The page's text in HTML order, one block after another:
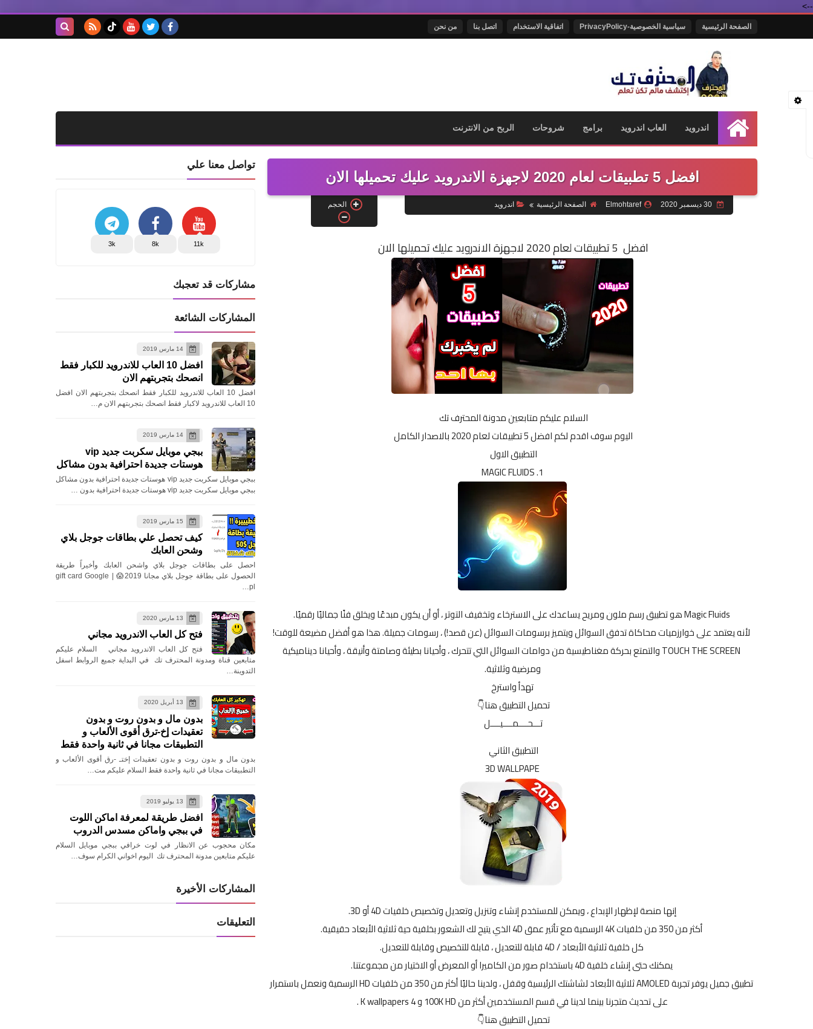
-->
الصفحة الرئيسية سياسية الخصوصية-PrivacyPolicy اتفاقية الاستخدام اتصل بنا من نحن
الرئيسية
اندرويد العاب اندرويد برامج شروحات الربح من الانترنت
افضل 5 تطبيقات لعام 2020 لاجهزة الاندرويد عليك تحميلها الان
30 ديسمبر 2020 Elmohtaref الصفحة الرئيسية اندرويد الحجم
افضل 5 تطبيقات لعام 2020 لاجهزة الاندرويد عليك تحميلها الان
السلام عليكم متابعين مدونة المحترف تك
اليوم سوف اقدم لكم افضل 5 تطبيقات لعام 2020 بالاصدار الكامل
التطبيق الاول
1. MAGIC FLUIDS
لأنه يعتمد على خوارزميات محاكاة تدفق السوائل ويتميز برسومات السوائل (عن قصد!) ، رسومات جميلة. هذا هو أفضل مضيعة للوقت!
TOUCH THE SCREEN والتمتع بحركة مغناطيسية من دوامات السوائل التي تتحرك ، وأحيانا بطيئة وصامتة وأنيقة ، وأحيانا ديناميكية
ومرضية وثلاثية.
تهدأ واسترخ
تحميل التطبيق هنا👇
تـــحــــمــــيــــل
التطبيق الثاني
3D WALLPAPE
إنها منصة لإظهار الإبداع ، ويمكن للمستخدم إنشاء وتنزيل وتعديل وتخصيص خلفيات 4D أو 3D.
أكثر من 350 من خلفيات 4K الرسمية مع تأثير عمق 4D الذي يتيح لك الشعور بخلفية حية ثلاثية الأبعاد حقيقية.
كل خلفية ثلاثية الأبعاد / 4D قابلة للتعديل ، قابلة للتخصيص وقابلة للتعديل.
يمكنك حتى إنشاء خلفية 4D باستخدام صور من الكاميرا أو المعرض أو الاختيار من مجموعتنا.
تطبيق جميل يوفر تجربة AMOLED ثلاثية الأبعاد لشاشتك الرئيسية وقفل ، ولدينا حاليًا أكثر من 350 من خلفيات HD الرسمية ونعمل باستمرار
على تحديث متجرنا بينما لدينا في قسم المستخدمين أكثر من 100K HD و 4 K wallpapers .
تحميل التطبيق هنا👇
تواصل معنا علي
11k
8k
3k
مشاركات قد تعجبك
المشاركات الشائعة
14 مارس 2019
افضل 10 العاب للاندرويد للكبار فقط
انصحك بتجربتهم الان
افضل 10 العاب للاندرويد للكبار فقط انصحك بتجربتهم الان افضل
10 العاب للاندرويد لاكبار فقط انصحك بتجربتهم الان م…
14 مارس 2019
ببجي موبايل سكربت جديد vip
هوستات جديدة احترافية بدون مشاكل
ببجي موبايل سكربت جديد vip هوستات جديدة احترافية بدون مشاكل
ببجي موبايل سكربت جديد vip هوستات جديدة احترافية بدون …
15 مارس 2019
كيف تحصل علي بطاقات جوجل بلاي
وشحن العابك
احصل على بطاقات جوجل بلاي واشحن العابك وأخيراً طريقة
الحصول على بطاقة جوجل بلاي مجانا 2019😱 | gift card Google
pl…
13 مارس 2020
فتح كل العاب الاندرويد مجاني
فتح كل العاب الاندرويد مجاني السلام عليكم
متابعين قناة ومدونة المحترف تك في البداية جميع الروابط اسفل
التدوينة…
13 أبريل 2020
بدون مال و بدون روت و بدون
تعقيدات إخ-ترق أقوى الألعاب و
التطبيقات مجانا في ثانية واحدة فقط
بدون مال و بدون روت و بدون تعقيدات إختـ -رق أقوى الألعاب و
التطبيقات مجانا في ثانية واحدة فقط السلام عليكم مت…
13 يوليو 2019
افضل طريقة لمعرفة اماكن اللوت
في ببجي واماكن مسدس الدروب
مكان محجوب عن الانظار في لوت خرافي ببجي موبايل السلام
عليكم متابعين مدونة المحترف تك اليوم اخواني الكرام سوف…
المشاركات الأخيرة
التعليقات